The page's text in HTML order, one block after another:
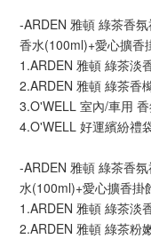
-ARDEN 雅頓 綠茶香
香水(100ml)+愛心擴香
1.ARDEN 雅頓 綠茶淡
2.ARDEN 雅頓 綠茶香
3.O'WELL 室內/車用
4.O'WELL 好運繽紛禮
-ARDEN 雅頓 綠茶香
水(100ml)+愛心擴香掛
1.ARDEN 雅頓 綠茶淡
2.ARDEN 雅頓 綠茶粉